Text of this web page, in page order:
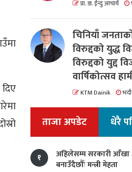
प्रा. डा. ईन्दु आचार्य
चिनियाँ
विरुद्दको युद्ध
विरुद्दको युद्द
वार्षिकोत्सव
KTM Dainik
ताजा अपडेट धेरै
१
अहिलेसम्म सरकारी
बनाउँदैछौँः मन्त्री मेहता